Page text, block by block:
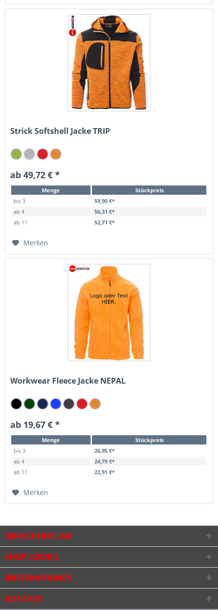
Strick Softshell Jacke TRIP
ab 49,72 € *
Menge
Stückpreis
bis 3
59,90 €*
ab 4
56,31 €*
ab 11 52,71 €*
Merken
Workwear Fleece Jacke NEPAL
ab 19,67 € *
Menge
Stückpreis
bis 3
26,95 €*
ab 4
24,79 €*
ab 11 22,91 €*
Merken
SERVICE HOTLINE
SHOP SERVICE
INFORMATIONEN
KONTAKT